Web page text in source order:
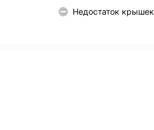
Недостаток крышек